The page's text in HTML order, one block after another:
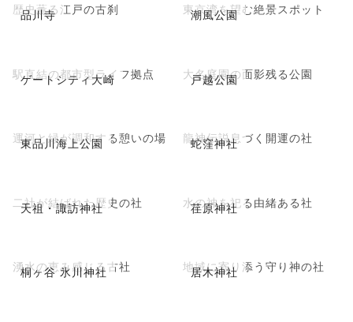
品川寺
歴史薫る江戸の古刹 潮風公園
東京湾を望む絶景スポット
ゲートシティ大崎
駅直結の都市型ライフ拠点 戸越公園
大名庭園の面影残る公園
東品川海上公園
運河と緑が調和する憩いの場 蛇窪神社
龍神伝説息づく開運の社
天祖・諏訪神社
二社が結ばれた歴史の社 荏原神社
水の神を祀る由緒ある社
桐ヶ谷 氷川神社
湧水の恵み感じる古社 居木神社
地域に寄り添う守り神の社